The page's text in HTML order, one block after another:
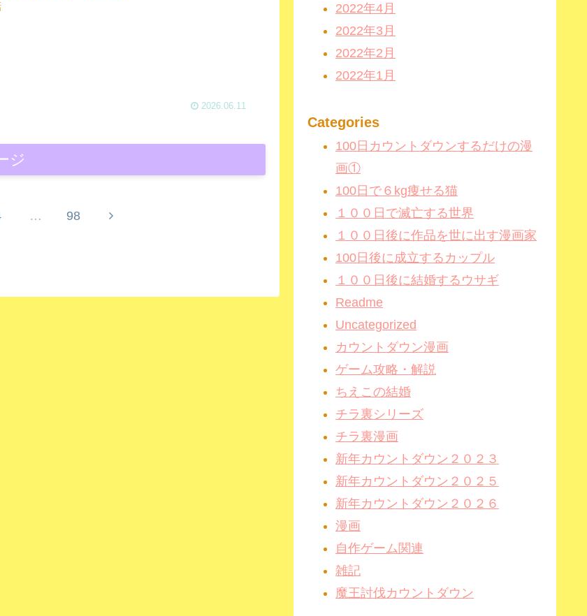
2026.06.11
ジ
… 98
2022年4月
2022年3月
2022年2月
2022年1月
Categories
100日カウントダウンするだけの漫
画①
100日で６kg痩せる猫
１００日で滅亡する世界
１００日後に作品を世に出す漫画家
100日後に成立するカップル
１００日後に結婚するウサギ
Readme
Uncategorized
カウントダウン漫画
ゲーム攻略・解説
ちえこの結婚
チラ裏シリーズ
チラ裏漫画
新年カウントダウン２０２３
新年カウントダウン２０２５
新年カウントダウン２０２６
漫画
自作ゲーム関連
雑記
魔王討伐カウントダウン